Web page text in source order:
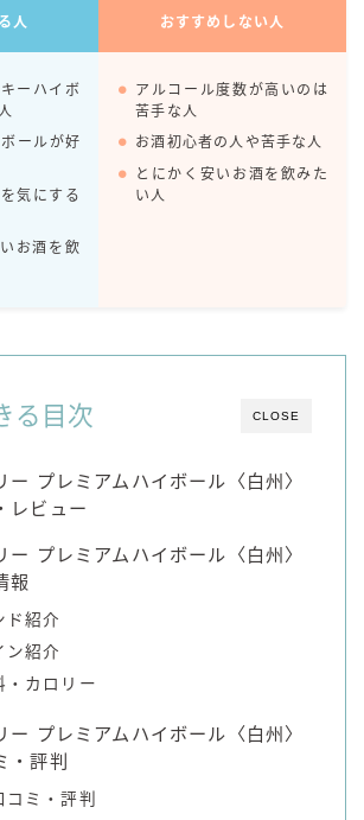
ー
人 おすすめしない人
ーハイボ
ールが好
気にする
お酒を飲
アルコール度数が高いのは
苦手な人
お酒初心者の人や苦手な人
とにかく安いお酒を飲みた
い人
CLOSE
る目次
ー プレミアムハイボール〈白州〉
レビュー
ー プレミアムハイボール〈白州〉
報
ド紹介
ン紹介
・カロリー
ー プレミアムハイボール〈白州〉
・評判
コミ・評判